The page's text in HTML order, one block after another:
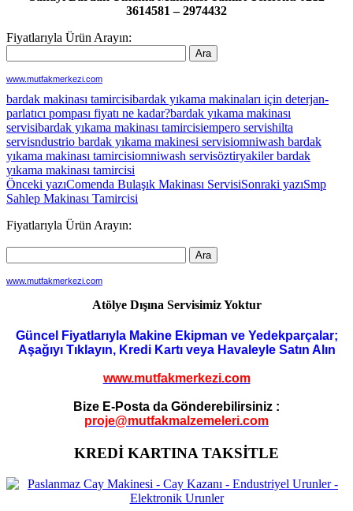
3614581 – 2974432
Fiyatlarıyla Ürün Arayın:
www.mutfakmerkezi.com
bardak makinası tamircisibardak yıkama makinaları için deterjan-
parlatıcı pompası fiyatı ne kadar?bardak yıkama makinası
servisibardak yıkama makinası tamircisiempero servishilta
servisndustrio bardak yıkama makinesi servisiomniwash bardak
yıkama makinası tamircisiomniwash servisöztiryakiler bardak
yıkama makinası tamircisi
Yazı
dolaşımı
Önceki yazıComenda Bulaşık Makinası ServisiSonraki yazıSmp
Sahlep Makinası Tamircisi
Fiyatlarıyla Ürün Arayın:
www.mutfakmerkezi.com
Atölye Dışına Servisimiz Yoktur
Güncel Fiyatlarıyla Makine Ekipman ve Yedekparçalar;
Aşağıyı Tıklayın, Kredi Kartı veya Havaleyle Satın Alın
www.mutfakmerkezi.com
Bize E-Posta da Gönderebilirsiniz :
proje@mutfakmalzemeleri.com
KREDİ KARTINA TAKSİTLE